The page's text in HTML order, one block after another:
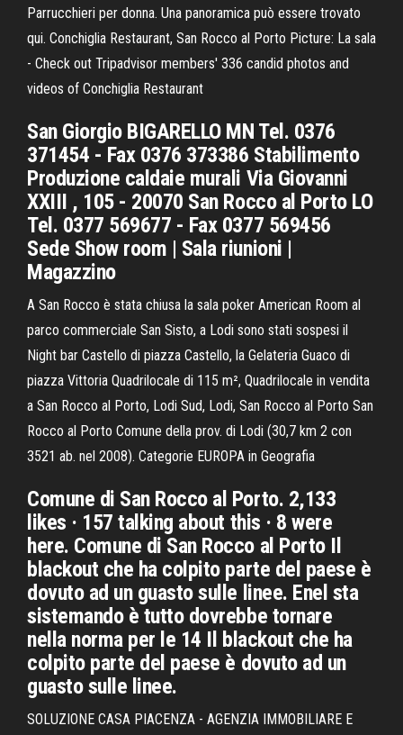
Parrucchieri per donna. Una panoramica può essere trovato
qui. Conchiglia Restaurant, San Rocco al Porto Picture: La sala
- Check out Tripadvisor members' 336 candid photos and
videos of Conchiglia Restaurant
San Giorgio BIGARELLO MN Tel. 0376
371454 - Fax 0376 373386 Stabilimento
Produzione caldaie murali Via Giovanni
XXIII , 105 - 20070 San Rocco al Porto LO
Tel. 0377 569677 - Fax 0377 569456
Sede Show room | Sala riunioni |
Magazzino
A San Rocco è stata chiusa la sala poker American Room al
parco commerciale San Sisto, a Lodi sono stati sospesi il
Night bar Castello di piazza Castello, la Gelateria Guaco di
piazza Vittoria Quadrilocale di 115 m², Quadrilocale in vendita
a San Rocco al Porto, Lodi Sud, Lodi, San Rocco al Porto San
Rocco al Porto Comune della prov. di Lodi (30,7 km 2 con
3521 ab. nel 2008). Categorie EUROPA in Geografia
Comune di San Rocco al Porto. 2,133
likes · 157 talking about this · 8 were
here. Comune di San Rocco al Porto Il
blackout che ha colpito parte del paese è
dovuto ad un guasto sulle linee. Enel sta
sistemando è tutto dovrebbe tornare
nella norma per le 14 Il blackout che ha
colpito parte del paese è dovuto ad un
guasto sulle linee.
SOLUZIONE CASA PIACENZA - AGENZIA IMMOBILIARE E